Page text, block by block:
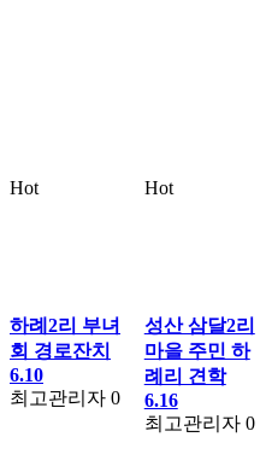
Hot
하례2리 부녀
회 경로잔치
6.10
최고관리자 0
Hot
성산 삼달2리
마을 주민 하
례리 견학
6.16
최고관리자 0